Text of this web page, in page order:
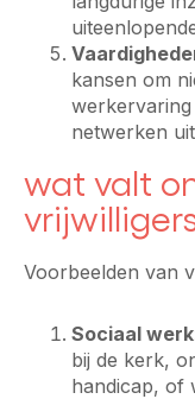
kansen om
netwerken
wat valt
Voorbeelden van
Sociaal werk
bij de kerk,
handicap, of